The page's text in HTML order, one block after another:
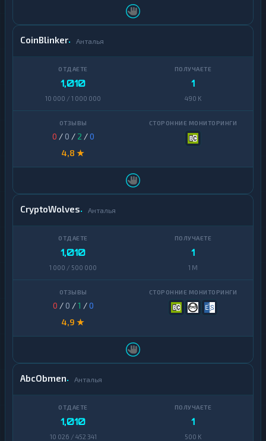
CoinBlinker Анталья
1,010
10 000 / 1 000 000
1
490 K
0 / 0 / 2 /0
4,8 ★
CryptoWolves Анталья
1,010
1 000 / 500 000
1
1 M
0 / 0 /1 /0
4,9 ★
AbcObmen Анталья
1,010
10 026 / 452 341
1
500 K